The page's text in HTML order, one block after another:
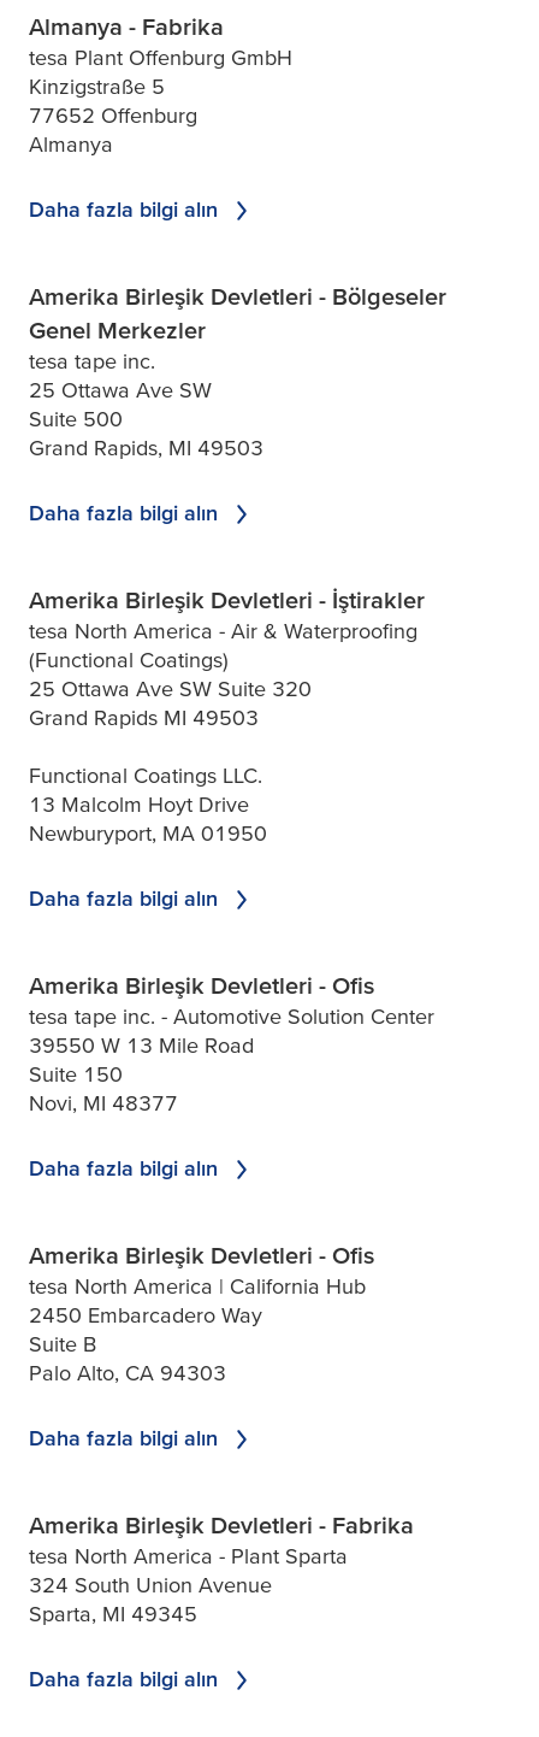
Almanya - Fabrika
tesa Plant Offenburg GmbH
Kinzigstraße 5
77652 Offenburg
Almanya
Daha fazla bilgi alın
Amerika Birleşik Devletleri - Bölgeseler
Genel Merkezler
tesa tape inc.
25 Ottawa Ave SW
Suite 500
Grand Rapids, MI 49503
Daha fazla bilgi alın
Amerika Birleşik Devletleri - İştirakler
tesa North America - Air & Waterproofing
(Functional Coatings)
25 Ottawa Ave SW Suite 320
Grand Rapids MI 49503
Functional Coatings LLC.
13 Malcolm Hoyt Drive
Newburyport, MA 01950
Daha fazla bilgi alın
Amerika Birleşik Devletleri - Ofis
tesa tape inc. - Automotive Solution Center
39550 W 13 Mile Road
Suite 150
Novi, MI 48377
Daha fazla bilgi alın
Amerika Birleşik Devletleri - Ofis
tesa North America | California Hub
2450 Embarcadero Way
Suite B
Palo Alto, CA 94303
Daha fazla bilgi alın
Amerika Birleşik Devletleri - Fabrika
tesa North America - Plant Sparta
324 South Union Avenue
Sparta, MI 49345
Daha fazla bilgi alın